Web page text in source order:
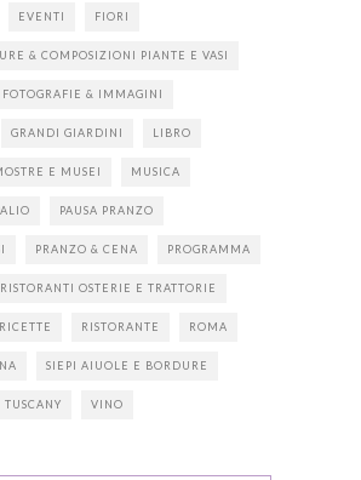
EVENTI FIORI
& COMPOSIZIONI PIANTE E VASI
FOTOGRAFIE & IMMAGINI
GRANDI GIARDINI LIBRO
E MUSEI MUSICA
PAUSA PRANZO
PRANZO & CENA PROGRAMMA
OSTERIE E TRATTORIE
RICETTE RISTORANTE ROMA
SIEPI AIUOLE E BORDURE
TUSCANY VINO